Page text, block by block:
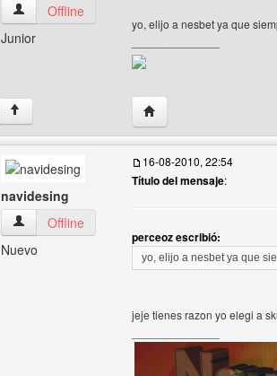
perceoz Ver perfil del usuario
Offline
Junior
yo, elijo a nesbet ya que
↑ Visitar sitio web del
navidesing
navidesing Ver perfil del usuario
Offline
Nuevo
16-08-2010, 22:54
Título del mensaje:
perceoz escribió:
yo, elijo a nesbet ya que
jeje tienes razon yo elegi a